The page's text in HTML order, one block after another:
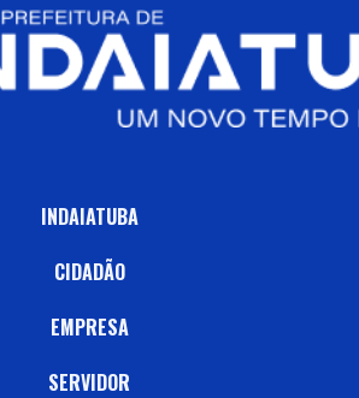
INDAIATUBA
CIDADÃO
EMPRESA
SERVIDOR